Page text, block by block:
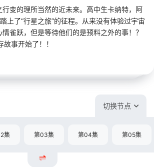
的理所当然的近未来。高中生卡纳特，阿
上了“行星之旅”的征程。从来没有体验过宇宙
雀跃，但是等待他们的是预料之外的事！？
事开始了！！
切换节点
集 第03集 第04集 第05集